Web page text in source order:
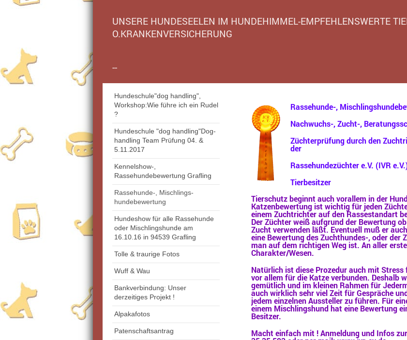
UNSERE HUNDESEELEN IM HUNDEHIMMEL-EMPFEHLENSWERTE
O.KRANKENVERSICHERUNG
--
Rassehunde-,
Nachwuchs-, Zucht-,
Züchterprüfung durch den
der
Rassehundezüchter e.V. (IVR
Tierbesitzer
Tierschutz beginnt auch vorallem in der
Katzenbewertung ist wichtig für jeden
einem Zuchtrichter auf den Rassestandart
Der Züchter weiß aufgrund der Bewertung
Zucht verwenden läßt. Eventuell muß er
eine Bewertung des Zuchthundes-, oder
man auf dem richtigen Weg ist. An aller
Charakter/Wesen.
Natürlich ist diese Prozedur auch mit Stress
vor allem für die Katze verbunden. Deshalb
gemütlich und im kleinen Rahmen für
auch wirklich sehr viel Zeit für Gespräche
jedem einzelnen Aussteller zu führen. Für
einem Mischlingshund hat eine Bewertung
Besitzer.
Macht einfach mit ! Anmeldung und Infos
Hundeschule"dog handling",
Workshop:Wie führe ich ein Rudel
?
Hundeschule "dog handling"Dog-
handling Team Prüfung 04. &
5.11.2017
Kennelshow-,
Rassehundebewertung Grafling
Rassehunde-, Mischlings-
hundebewertung
Hundeshow für alle Rassehunde
oder Mischlingshunde am
16.10.16 in 94539 Grafling
Tolle & traurige Fotos
Wuff & Wau
Bankverbindung: Unser
derzeitiges Projekt !
Alpakafotos
Patenschaftsantrag